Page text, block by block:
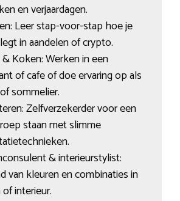
en verjaardagen.
Leer stap-voor-stap hoe je
in aandelen of crypto.
Koken: Werken in een
of cafe of doe ervaring op als
sommelier.
Zelfverzekerder voor een
staan met slimme
& interieurstylist:
van kleuren en combinaties in
interieur.